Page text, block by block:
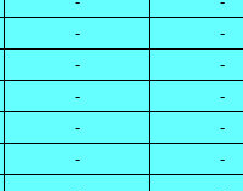
-
-
-
-
-
-
-
-
-
-